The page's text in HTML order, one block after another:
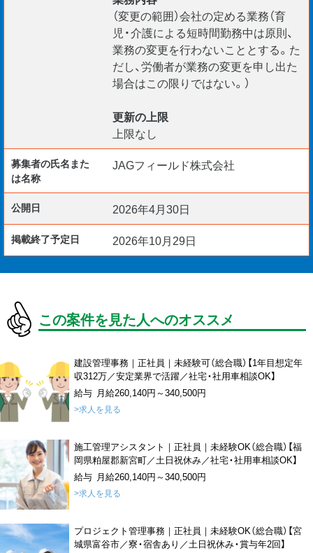
（変更の範囲）会社の定める業務（育
児・介護による短時間勤務中は原則、
業務の変更を行わないこととする。た
だし、労働者が業務の変更を申し出た
場合はこの限りではない。）
更新の上限
上限なし
募集者の氏名また
は名称
JAGフィールド株式会社
公開日 2026年4月30日
掲載終了予定日 2026年10月29日
この案件を見た人へのオススメ
建設管理事務｜正社員｜未経験可（総合職）【1年目想定年
収312万／安定業界で活躍／社宅・社用車相談OK】
給与 月給260,140円～340,500円
>求人を見る
施工管理アシスタント｜正社員｜未経験OK（総合職）【福
岡県粕屋郡新宮町／土日祝休み／社宅・社用車相談OK】
給与 月給260,140円～340,500円
>求人を見る
プロジェクト管理事務｜正社員｜未経験OK（総合職）【宮
城県富谷市／寮・宿舎あり／土日祝休み・賞与年2回】